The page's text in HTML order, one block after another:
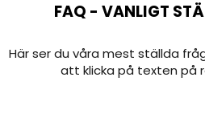
FAQ - VANLIGT
Här ser du våra mest ställda
att klicka på texten på